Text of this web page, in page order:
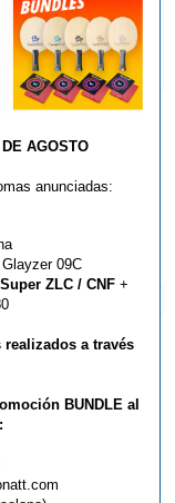
el Torneo Estatal
ahora el pack de
AGOSTO
anunciadas:
09C
ZLC / CNF+
a través
BUNDLE al